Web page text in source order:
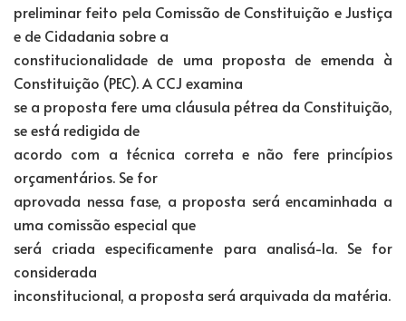
preliminar feito pela Comissão de Constituição e Justiça
e de Cidadania sobre a
constitucionalidade de uma proposta de emenda à
Constituição (PEC). A CCJ examina
se a proposta fere uma cláusula pétrea da Constituição,
se está redigida de
acordo com a técnica correta e não fere princípios
orçamentários. Se for
aprovada nessa fase, a proposta será encaminhada a
uma comissão especial que
será criada especificamente para analisá-la. Se for
considerada
inconstitucional, a proposta será arquivada da matéria.